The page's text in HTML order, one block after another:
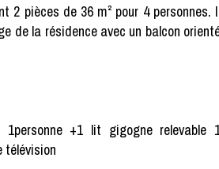
2 pièces de 36 m² pour 4 personnes.
de la résidence avec un balcon
+1 lit gigogne relevable
télévision